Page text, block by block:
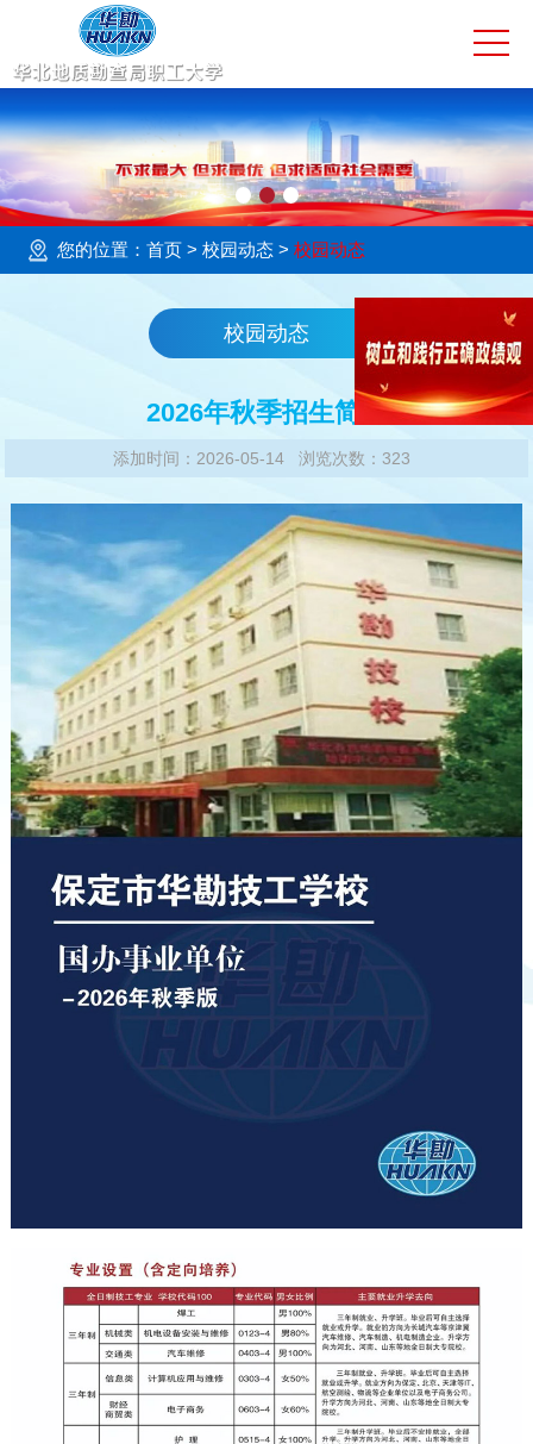
校园动态
大学教育
技工教育
培训评价
预决算公开
您的位置：首页 > 校园动态 >校园动态
校园动态
2026年秋季招生简章
添加时间：2026-05-14 浏览次数：323